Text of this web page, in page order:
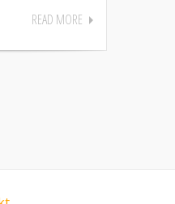
READ MORE